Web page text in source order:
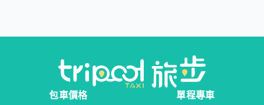
包車價格
單程專車